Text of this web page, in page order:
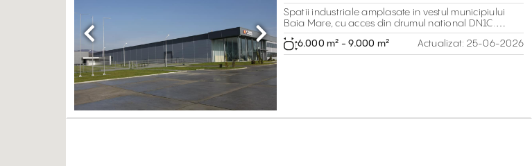
Previous Next
Spatii industriale amplasate in vestul municipiului
Baia Mare, cu acces din drumul national DN1C.
Facilitati si standarde de clasa A
6.000 m² - 9.000 m²
Actualizat: 25-06-2026